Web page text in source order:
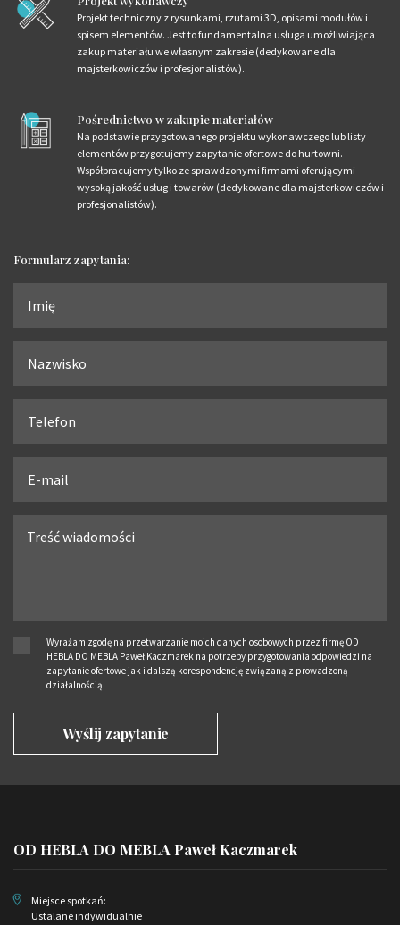
Projekt techniczny z rysunkami, rzutami 3D, opisami modułów i
spisem elementów. Jest to fundamentalna usługa umożliwiająca
zakup materiału we własnym zakresie (dedykowane dla
majsterkowiczów i profesjonalistów).
Pośrednictwo w zakupie materiałów
Na podstawie przygotowanego projektu wykonawczego lub listy
elementów przygotujemy zapytanie ofertowe do hurtowni.
Współpracujemy tylko ze sprawdzonymi firmami oferującymi
wysoką jakość usług i towarów (dedykowane dla majsterkowiczów i
profesjonalistów).
Formularz zapytania:
Wyrażam zgodę na przetwarzanie moich danych osobowych przez firmę OD
HEBLA DO MEBLA Paweł Kaczmarek na potrzeby przygotowania odpowiedzi na
zapytanie ofertowe jak i dalszą korespondencję związaną z prowadzoną
działalnością.
OD HEBLA DO MEBLA Paweł Kaczmarek
Miejsce spotkań:
Ustalane indywidualnie